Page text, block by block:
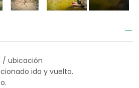
/ ubicación
ida y vuelta.